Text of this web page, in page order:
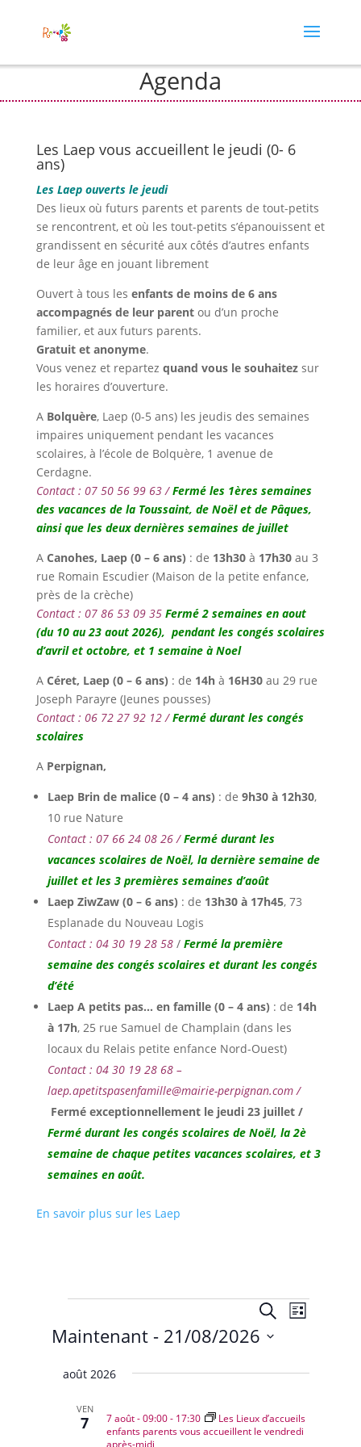
Agenda
Les Laep vous accueillent le jeudi (0- 6
ans)
Les Laep ouverts le jeudi
Des lieux où futurs parents et parents de tout-petits
se rencontrent, et où les tout-petits s’épanouissent et
grandissent en sécurité aux côtés d’autres enfants
de leur âge en jouant librement
Ouvert à tous les enfants de moins de 6 ans
accompagnés de leur parentou d’un proche
familier, et aux futurs parents.
Gratuit et anonyme.
Vous venez et repartez quand vous le souhaitezsur
les horaires d’ouverture.
A Bolquère, Laep (0-5 ans) les jeudis des semaines
impaires uniquement pendant les vacances
scolaires, à l’école de Bolquère, 1 avenue de
Cerdagne.
Contact : 07 50 56 99 63 /Fermé les 1ères semaines
des vacances de la Toussaint, de Noël et de Pâques,
ainsi que les deux dernières semaines de juillet
A Canohes, Laep (0 – 6 ans) : de 13h30à 17h30 au 3
rue Romain Escudier (Maison de la petite enfance,
près de la crèche)
Contact : 07 86 53 09 35 Fermé 2 semaines en aout
(du 10 au 23 aout 2026), pendant les congés scolaires
d’avril et octobre, et 1 semaine à Noel
A Céret, Laep (0 – 6 ans) : de 14h à 16H30 au 29 rue
Joseph Parayre (Jeunes pousses)
Contact : 06 72 27 92 12 /Fermé durant les congés
scolaires
A Perpignan,
Laep Brin de malice (0 – 4 ans) : de 9h30 à 12h30,
10 rue Nature
Contact : 07 66 24 08 26 /Fermé durant les
vacances scolaires de Noël, la dernière semaine de
juillet et les 3 premières semaines d’août
Laep ZiwZaw (0 – 6 ans) : de 13h30 à 17h45, 73
Esplanade du Nouveau Logis
Contact : 04 30 19 28 58 / Fermé la première
semaine des congés scolaires et durant les congés
d’été
Laep A petits pas… en famille (0 – 4 ans) : de 14h
à 17h, 25 rue Samuel de Champlain (dans les
locaux du Relais petite enfance Nord-Ouest)
Contact : 04 30 19 28 68 –
laep.apetitspasenfamille@mairie-perpignan.com /
Fermé exceptionnellement le jeudi 23 juillet /
Fermé durant les congés scolaires de Noël, la 2è
semaine de chaque petites vacances scolaires, et 3
semaines en août.
En savoir plus sur les Laep
Évènements Recherche
et
navigation
de
Recherche
de
Liste
Maintenant - 21/08/2026
une
août 2026
VEN
7 7 août - 09:00- 17:30
Les Lieux d’accueils
enfants parents vous accueillent le vendredi
après-midi